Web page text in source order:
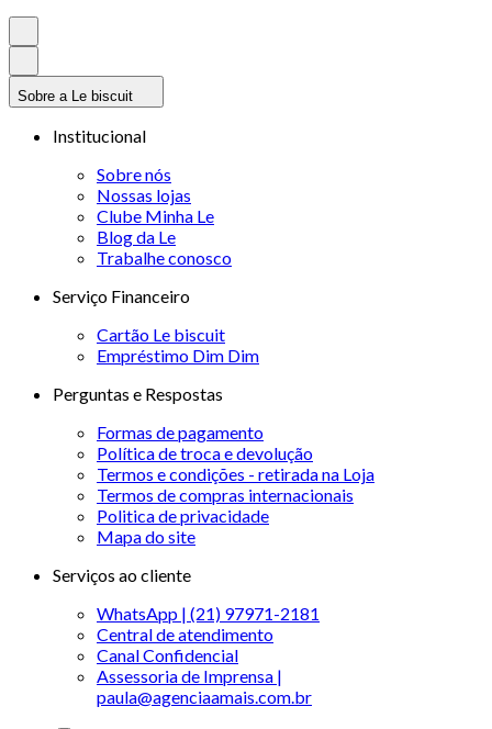
Sobre a Le biscuit
Institucional
Sobre nós
Nossas lojas
Clube Minha Le
Blog da Le
Trabalhe conosco
Serviço Financeiro
Cartão Le biscuit
Empréstimo Dim Dim
Perguntas e Respostas
Formas de pagamento
Política de troca e devolução
Termos e condições - retirada na Loja
Termos de compras internacionais
Politica de privacidade
Mapa do site
Serviços ao cliente
WhatsApp | (21) 97971-2181
Central de atendimento
Canal Confidencial
Assessoria de Imprensa |
paula@agenciaamais.com.br